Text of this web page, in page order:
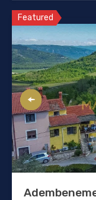
Featured